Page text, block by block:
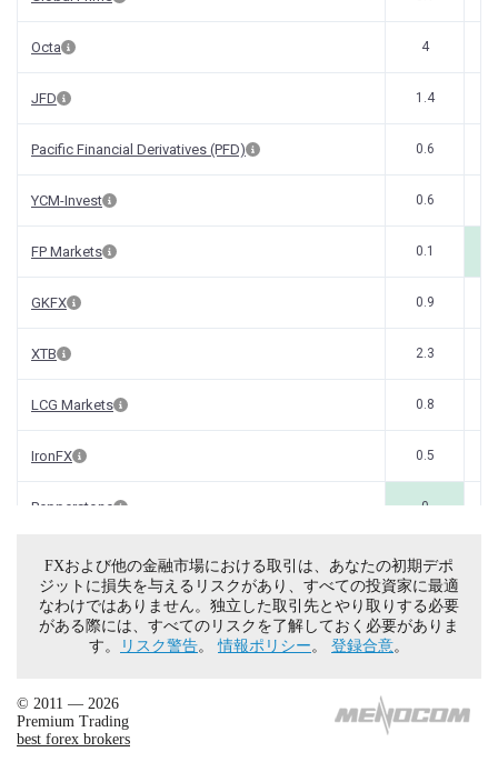
FXおよび他の金融市場における取引は、あなたの初期デポ
ジットに損失を与えるリスクがあり、すべての投資家に最適
なわけではありません。独立した取引先とやり取りする必要
がある際には、すべてのリスクを了解しておく必要がありま
す。
リスク警告。情報ポリシー。 登録合意。
© 2011 — 2026
Premium Trading
best forex brokers